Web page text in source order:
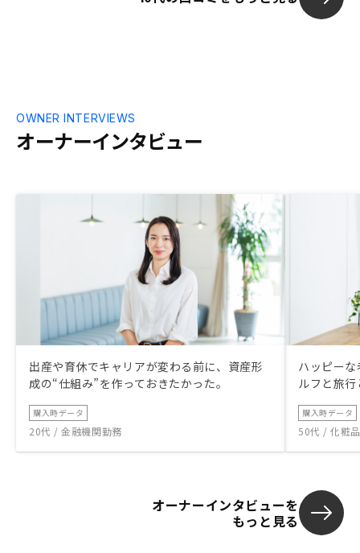
オーナーインタビュー
OWNER INTERVIEWS
出産や育休でキャリアが変わる前に、資産形
成の“仕組み”を作っておきたかった。
購入時データ
20代 / 金融機関勤務
ハッピー
ルフと旅
購入時データ
50代 / 化粧
オーナーインタビューを
もっと見る